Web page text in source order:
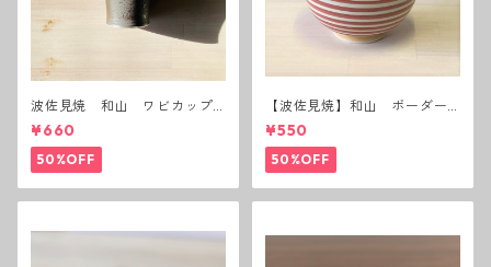
波佐見焼 和山 ワビカップ
黒錆 3種(アウトレット）
¥660
50%OFF
【波佐見焼】和山 ボーダー
茶碗 赤
¥550
50%OFF